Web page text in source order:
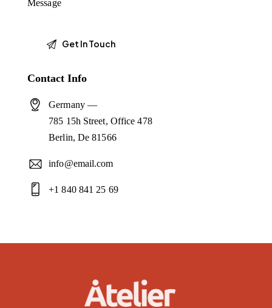
Contact Info
Germany —
785 15h Street, Office 478
Berlin, De 81566
info@email.com
+1 840 841 25 69